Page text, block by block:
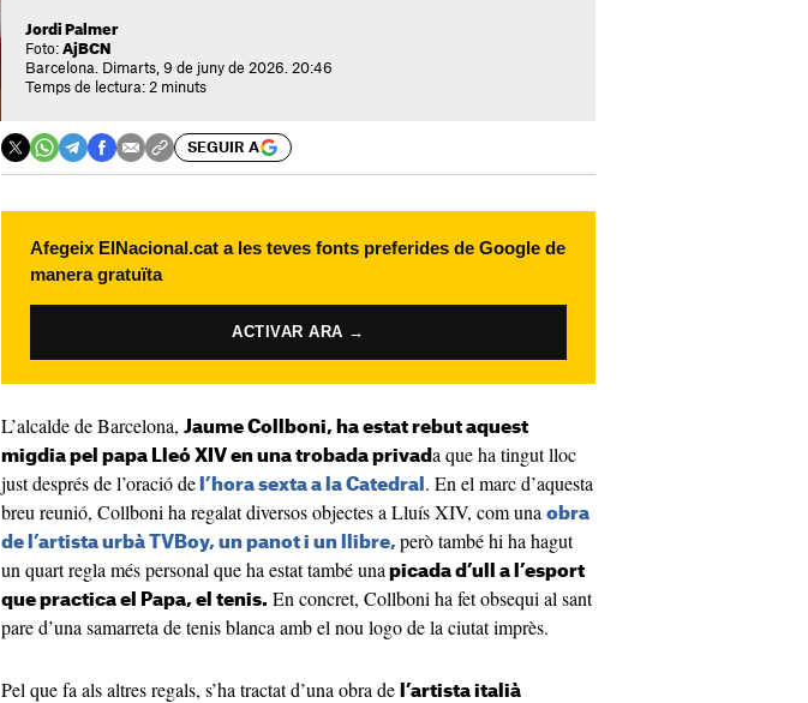
Jordi Palmer
Foto: AjBCN
Barcelona. Dimarts, 9 de juny de 2026. 20:46
Temps de lectura: 2 minuts
SEGUIR A
Afegeix ElNacional.cat a les teves fonts preferides de Google de
manera gratuïta
ACTIVAR ARA →
L’alcalde de Barcelona, Jaume Collboni, ha estat rebut aquest
migdia pel papa Lleó XIV en una trobada privad a que ha tingut lloc
just després de l’oració de l’hora sexta a la Catedral . En el marc d’aquesta
breu reunió, Collboni ha regalat diversos objectes a Lluís XIV, com una obra
de l’artista urbà TVBoy, un panot i un llibre, però també hi ha hagut
un quart regla més personal que ha estat també una picada d’ull a l’esport
que practica el Papa, el tenis. En concret, Collboni ha fet obsequi al sant
pare d’una samarreta de tenis blanca amb el nou logo de la ciutat imprès.
Pel que fa als altres regals, s’ha tractat d’una obra de l’artista italià